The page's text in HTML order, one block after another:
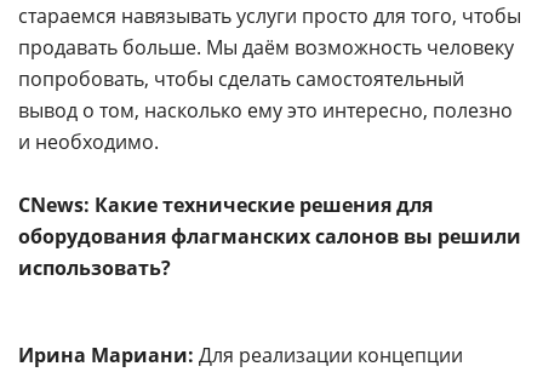
стараемся навязывать услуги просто для того, чтобы
продавать больше. Мы даём возможность человеку
попробовать, чтобы сделать самостоятельный
вывод о том, насколько ему это интересно, полезно
и необходимо.
CNews: Какие технические решения для
оборудования флагманских салонов вы решили
использовать?
Ирина Мариани: Для реализации концепции